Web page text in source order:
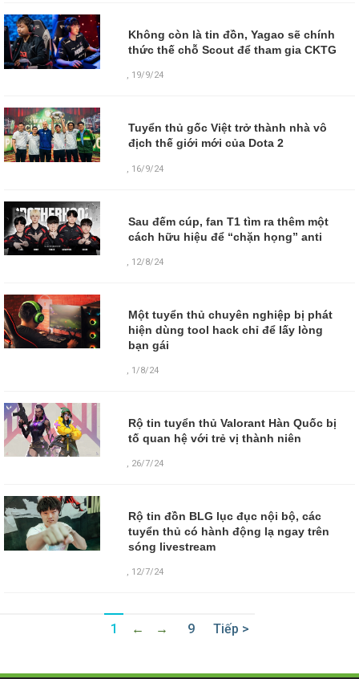
Không còn là tin đồn, Yagao sẽ chính
thức thế chỗ Scout để tham gia CKTG
, 19/9/24
Tuyển thủ gốc Việt trở thành nhà vô
địch thế giới mới của Dota 2
16/9/24
Sau đếm cúp, fan T1 tìm ra thêm một
cách hữu hiệu để “chặn họng” anti
, 12/8/24
Một tuyển thủ chuyên nghiệp bị phát
hiện dùng tool hack chỉ để lấy lòng
bạn gái
, 1/8/24
Rộ tin tuyển thủ Valorant Hàn Quốc bị
tố quan hệ với trẻ vị thành niên
, 26/7/24
Rộ tin đồn BLG lục đục nội bộ, các
tuyển thủ có hành động lạ ngay trên
sóng livestream
, 12/7/24
1 ← → 9 Tiếp >